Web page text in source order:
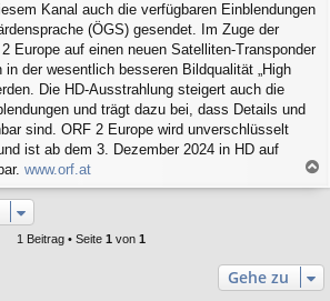
Kanal auch die verfügbaren Einblendungen
(ÖGS) gesendet. Im Zuge der
Europe auf einen neuen Satelliten-Transponder
in der wesentlich besseren Bildqualität „High
Die HD-Ausstrahlung steigert auch die
und trägt dazu bei, dass Details und
sind. ORF 2 Europe wird unverschlüsselt
ist ab dem 3. Dezember 2024 in HD auf
www.orf.at
a
n
1 Beitrag • Seite 1 von 1
Gehe zu